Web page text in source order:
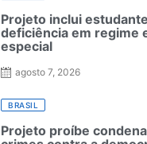
Projeto inclui
deficiência em regime
especial
agosto 7, 2026
BRASIL
Projeto proíbe